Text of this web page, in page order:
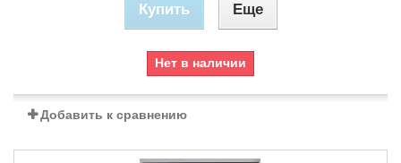
Купить Еще
Нет в наличии
Добавить к сравнению